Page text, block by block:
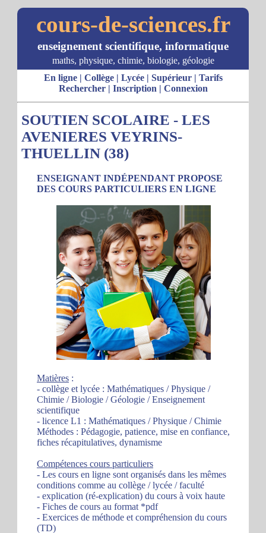
cours-de-sciences.fr
enseignement scientifique, informatique
maths, physique, chimie, biologie, géologie
En ligne| Collège| Lycée| Supérieur| Tarifs
Rechercher| Inscription | Connexion
SOUTIEN SCOLAIRE - LES
AVENIERES VEYRINS-
THUELLIN (38)
ENSEIGNANT INDÉPENDANT PROPOSE
DES COURS PARTICULIERS EN LIGNE
Matières :
- collège et lycée : Mathématiques / Physique /
Chimie / Biologie / Géologie / Enseignement
scientifique
- licence L1 : Mathématiques / Physique / Chimie
Méthodes : Pédagogie, patience, mise en confiance,
fiches récapitulatives, dynamisme
Compétences cours particuliers
- Les cours en ligne sont organisés dans les mêmes
conditions comme au collège / lycée / faculté
- explication (ré-explication) du cours à voix haute
- Fiches de cours au format *pdf
- Exercices de méthode et compréhension du cours
(TD)